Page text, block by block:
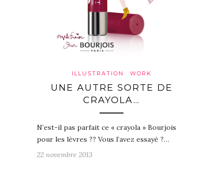
ILLUSTRATION WORK
UNE AUTRE SORTE DE
CRAYOLA…
N’est-il pas parfait ce « crayola » Bourjois
pour les lèvres ?? Vous l’avez essayé ?…
22 novembre 2013